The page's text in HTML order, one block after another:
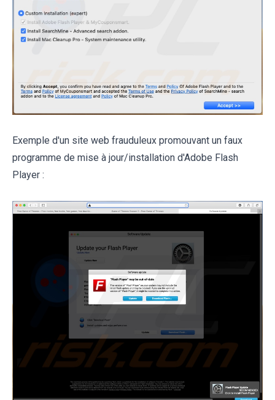
Exemple d'un site web frauduleux promouvant un faux
programme de mise à jour/installation d'Adobe Flash
Player :